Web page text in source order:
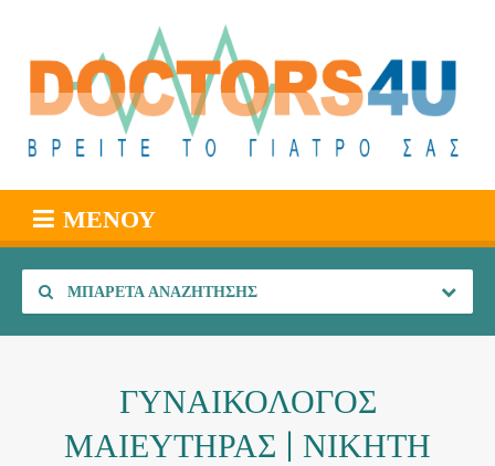
ΜΕΝΟΎ
ΜΠΑΡΈΤΑ ΑΝΑΖΉΤΗΣΗΣ
ΓΥΝΑΙΚΟΛΟΓΟΣ
ΜΑΙΕΥΤΗΡΑΣ | ΝΙΚΗΤΗ